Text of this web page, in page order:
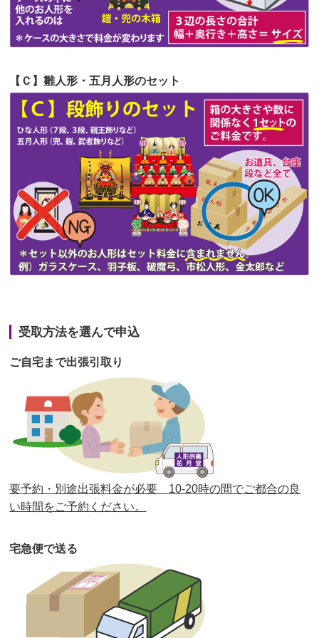
第51回人形供養祭令和4年4月18日(月)
第50回人形供養祭令和4年3月15日(火)
第49回人形供養祭令和4年1月17日(月)
第48回人形供養祭令和3年12月3日(金)
第47回人形供養祭 令和3年10月11日(月)
第46回人形供養祭 令和3年9月13日(月)
第45回人形供養祭令和3年7月12日(月)
第44回人形供養祭令和3年6月3日(木)
第43回人形供養祭令和3年4月23日(金)
第39回人形供養祭令和2年10月22日(木)
第38回人形供養祭 令和2年8月26日(水)
第37回人形供養祭 令和2年6月8日(月)
第36回人形供養祭 令和2年4月16日(木)
第35回人形供養祭令和2年2月13日(木)
第33回人形供養祭
第32回人形供養祭 令和元年6月12日(水)
第31回人形供養祭 平成31年3月13日(水)
【Ｃ】雛人形・五月人形のセット
受取方法を選んで申込
ご自宅まで出張引取り
要予約・別途出張料金が必要 10-20時の間でご都合の良
い時間をご予約ください。
宅急便で送る